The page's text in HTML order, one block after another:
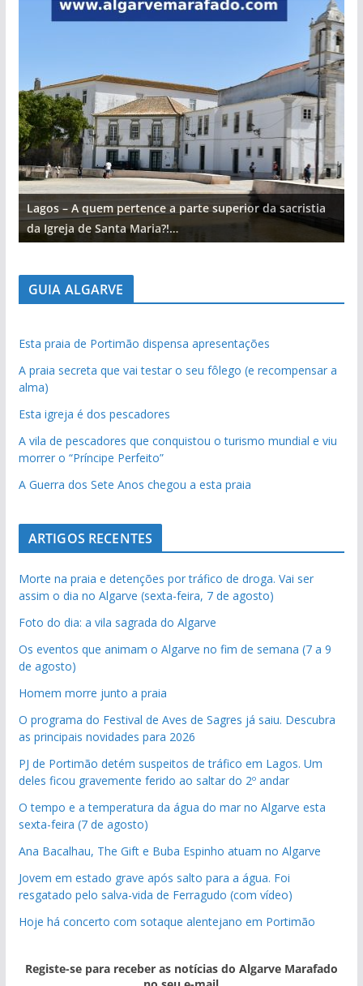
Lagos – A quem pertence a parte superior da sacristia
da Igreja de Santa Maria?!…
GUIA ALGARVE
Esta praia de Portimão dispensa apresentações
A praia secreta que vai testar o seu fôlego (e recompensar a
alma)
Esta igreja é dos pescadores
A vila de pescadores que conquistou o turismo mundial e viu
morrer o “Príncipe Perfeito”
A Guerra dos Sete Anos chegou a esta praia
ARTIGOS RECENTES
Morte na praia e detenções por tráfico de droga. Vai ser
assim o dia no Algarve (sexta-feira, 7 de agosto)
Foto do dia: a vila sagrada do Algarve
Os eventos que animam o Algarve no fim de semana (7 a 9
de agosto)
Homem morre junto a praia
O programa do Festival de Aves de Sagres já saiu. Descubra
as principais novidades para 2026
PJ de Portimão detém suspeitos de tráfico em Lagos. Um
deles ficou gravemente ferido ao saltar do 2º andar
O tempo e a temperatura da água do mar no Algarve esta
sexta-feira (7 de agosto)
Ana Bacalhau, The Gift e Buba Espinho atuam no Algarve
Jovem em estado grave após salto para a água. Foi
resgatado pelo salva-vida de Ferragudo (com vídeo)
Hoje há concerto com sotaque alentejano em Portimão
Registe-se para receber as notícias do Algarve Marafado